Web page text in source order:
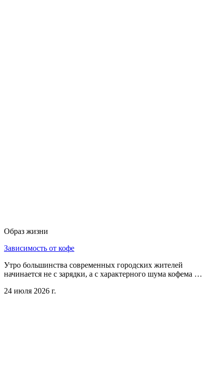
Образ жизни
Зависимость от кофе
Утро большинства современных городских жителей
начинается не с зарядки, а с характерного шума кофема …
24 июля 2026 г.